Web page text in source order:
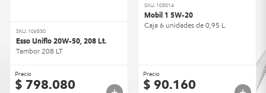
SKU: 106530
Esso Uniflo 20W-50, 208 Lt.
Tambor 208 LT
Precio
$ 798.080
SKU: 103014
Mobil 1 5W-20
Caja 6 unidades de 0,95 L
Precio
$ 90.160